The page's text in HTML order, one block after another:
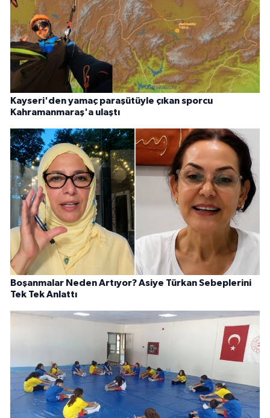
Kayseri'den yamaç paraşütüyle çıkan sporcu
Kahramanmaraş'a ulaştı
Boşanmalar Neden Artıyor? Asiye Türkan Sebeplerini
Tek Tek Anlattı